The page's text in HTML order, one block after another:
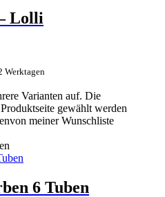
Lolli
Werktagen
Varianten auf. Die
gewählt werden
von meiner Wunschliste
6 Tuben